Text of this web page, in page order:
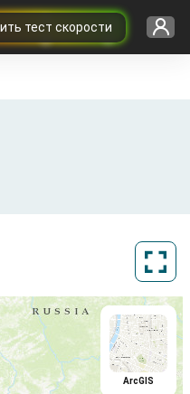
тест скорости
ArcGIS